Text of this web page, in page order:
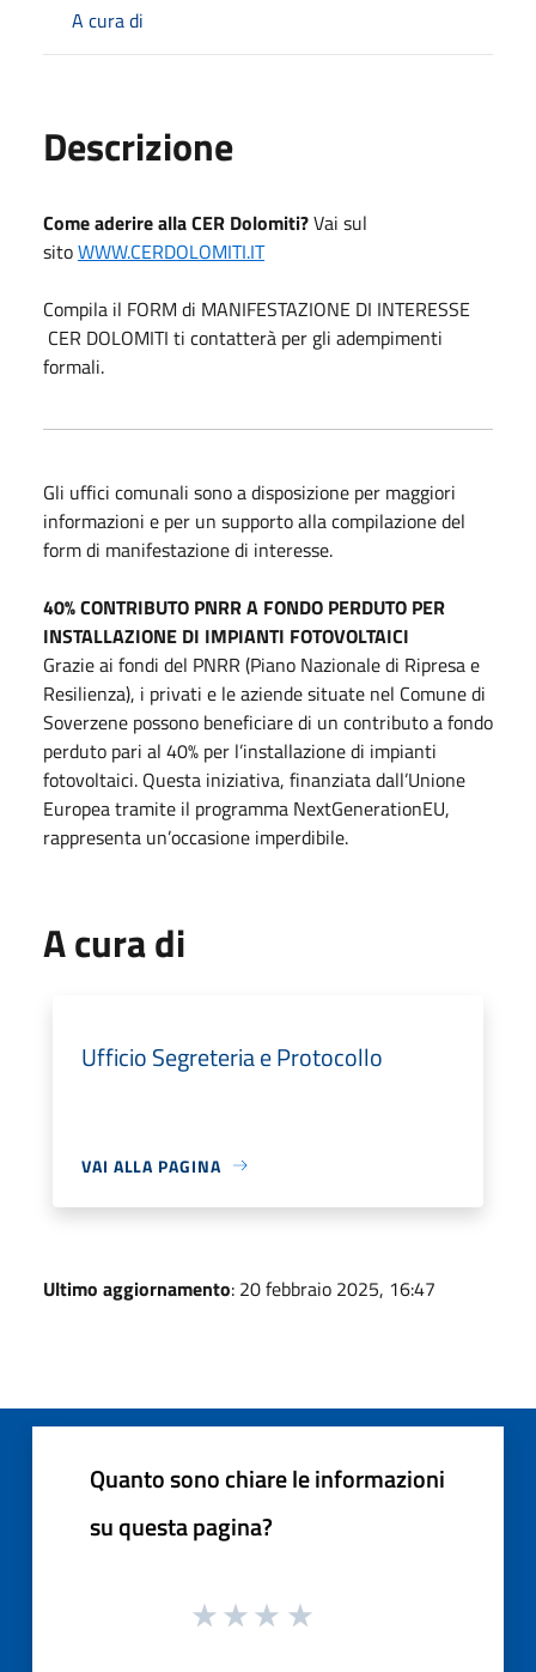
A cura di
Descrizione
Come aderire alla CER Dolomiti?Vai sul
sitoWWW.CERDOLOMITI.IT
Compila il FORM di MANIFESTAZIONE DI INTERESSE
CER DOLOMITI ti contatterà per gli adempimenti
formali.
Gli uffici comunali sono a disposizione per maggiori
informazioni e per un supporto alla compilazione del
form di manifestazione di interesse.
40% CONTRIBUTO PNRR A FONDO PERDUTO PER
INSTALLAZIONE DI IMPIANTI FOTOVOLTAICI
Grazie ai fondi del PNRR (Piano Nazionale di Ripresa e
Resilienza), i privati e le aziende situate nel Comune di
Soverzene possono beneficiare di un contributo a fondo
perduto pari al 40% per l’installazione di impianti
fotovoltaici. Questa iniziativa, finanziata dall’Unione
Europea tramite il programma NextGenerationEU,
rappresenta un’occasione imperdibile.
A cura di
Ufficio Segreteria e Protocollo
VAI ALLA PAGINA
Ultimo aggiornamento: 20 febbraio 2025, 16:47
Quanto sono chiare le informazioni
su questa pagina?